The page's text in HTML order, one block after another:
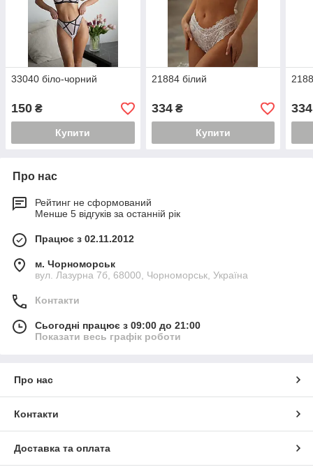
33040 біло-чорний
150 ₴
Купити
21884 білий
334₴
Купити
334
Про нас
Рейтинг не сформований
Менше 5 відгуків за останній рік
Працює з 02.11.2012
м. Чорноморськ
вул. Лазурна 7б, 68000, Чорноморськ, Україна
Контакти
Сьогодні працює з 09:00 до 21:00
Показати весь графік роботи
Про нас
Контакти
Доставка та оплата